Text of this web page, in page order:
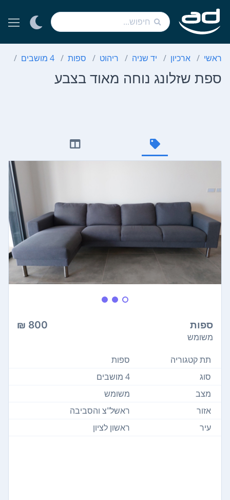
ראשי ארכיון יד שניה ריהוט ספות 4 מושבים
ספת שזלונג נוחה מאוד בצבע
ספות 800 ₪
משומש
תת קטגוריה
ספות
סוג
4 מושבים
מצב
משומש
אזור
ראשל"צ והסביבה
עיר
ראשון לציון